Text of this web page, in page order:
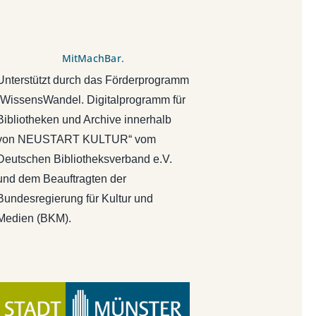
MitMachBar.
durch das Förderprogramm
Digitalprogramm für
und Archive innerhalb
NEUSTART KULTUR“ vom
Bibliotheksverband e.V.
dem Beauftragten der
für Kultur und
(BKM).